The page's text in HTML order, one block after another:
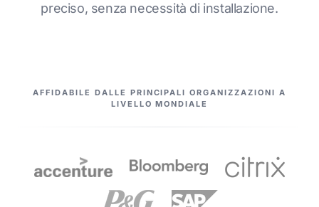
preciso, senza necessità di installazione.
I NOSTRI PARTNER
AFFIDABILE DALLE PRINCIPALI ORGANIZZAZIONI A
LIVELLO MONDIALE